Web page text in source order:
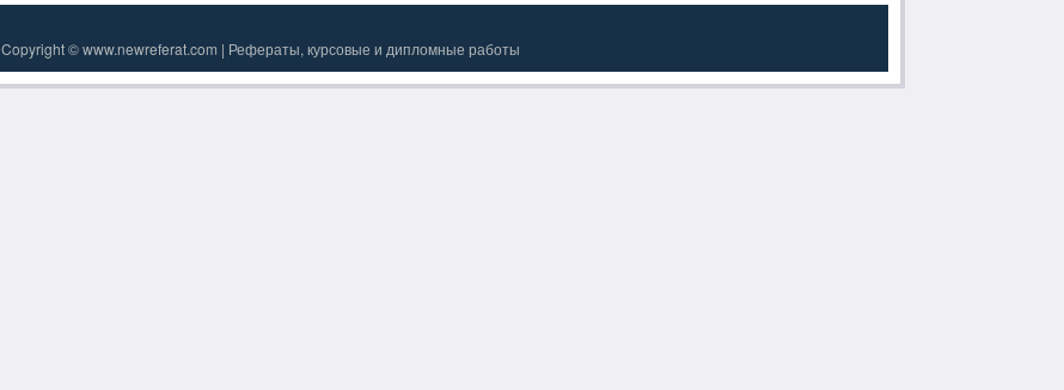
Copyright © www.newreferat.com | Рефераты, курсовые и дипломные работы